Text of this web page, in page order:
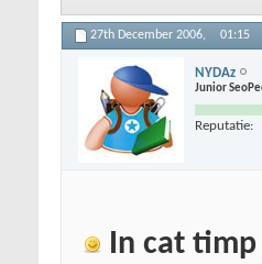
27th December 2006, 01:15
NYDAz
Junior
Reputatie:
In cat timp